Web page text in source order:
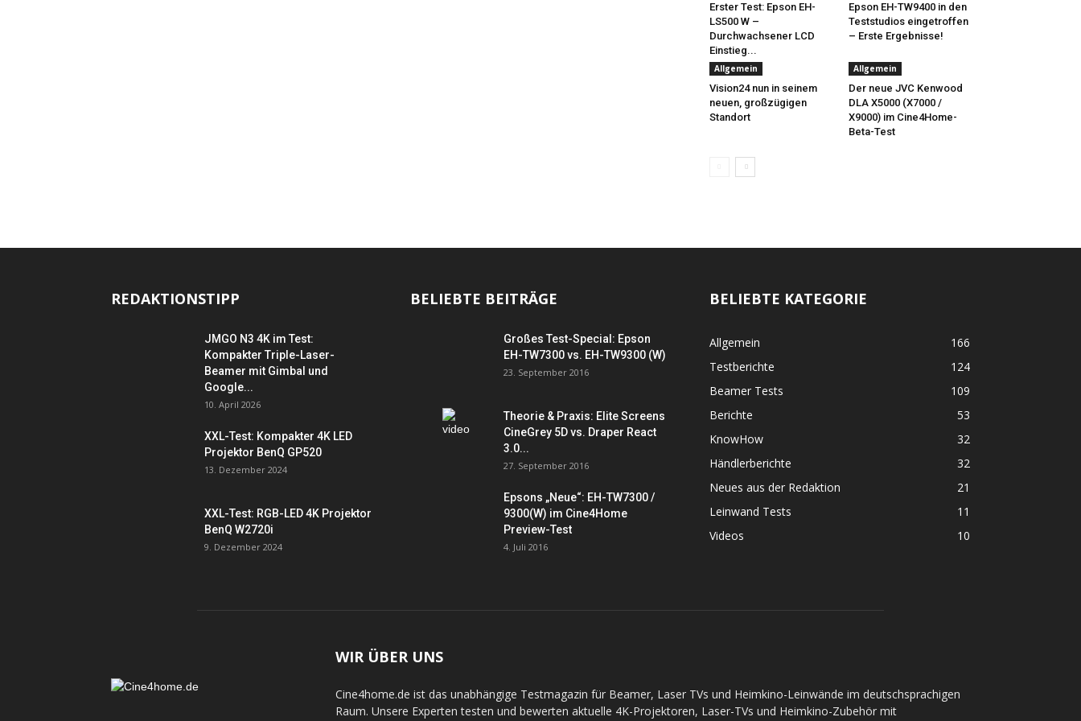
Erster Test: Epson EH-
LS500 W –
Durchwachsener LCD
Einstieg...
Epson EH-TW9400 in den
Teststudios eingetroffen
– Erste Ergebnisse!
Allgemein
Vision24 nun in seinem
neuen, großzügigen
Standort
Allgemein
Der neue JVC Kenwood
DLA X5000 (X7000 /
X9000) im Cine4Home-
Beta-Test
REDAKTIONSTIPP
JMGO N3 4K im Test:
Kompakter Triple-Laser-
Beamer mit Gimbal und
Google...
10. April 2026
XXL-Test: Kompakter 4K LED
Projektor BenQ GP520
13. Dezember 2024
XXL-Test: RGB-LED 4K Projektor
BenQ W2720i
9. Dezember 2024
BELIEBTE BEITRÄGE
Großes Test-Special: Epson
EH-TW7300 vs. EH-TW9300 (W)
23. September 2016
Theorie & Praxis: Elite Screens
CineGrey 5D vs. Draper React
3.0...
27. September 2016
Epsons „Neue“: EH-TW7300 /
9300(W) im Cine4Home
Preview-Test
4. Juli 2016
BELIEBTE KATEGORIE
Allgemein
166
Testberichte
124
Beamer Tests
109
Berichte
53
KnowHow
32
Händlerberichte
32
Neues aus der Redaktion
21
Leinwand Tests
11
Videos
10
WIR ÜBER UNS
Cine4home.de ist das unabhängige Testmagazin für Beamer, Laser TVs und Heimkino-Leinwände im deutschsprachigen
Raum. Unsere Experten testen und bewerten aktuelle 4K-Projektoren, Laser-TVs und Heimkino-Zubehör mit